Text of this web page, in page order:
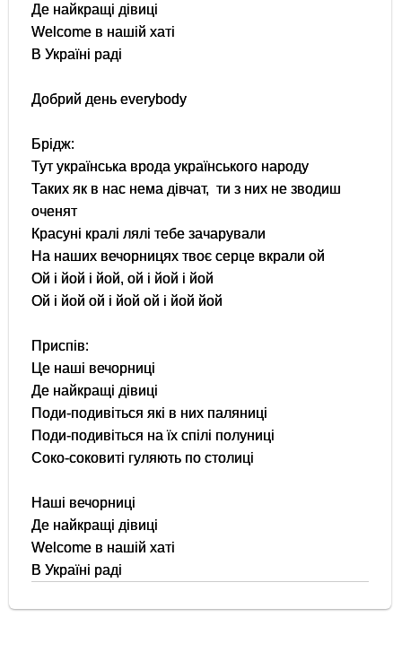
Де найкращі дівиці
Welcome в нашій хаті
В Україні раді
Добрий день everybody
Брідж:
Тут українська врода українського народу
Таких як в нас нема дівчат, ти з них не зводиш
оченят
Красуні кралі лялі тебе зачарували
На наших вечорницях твоє серце вкрали ой
Ой і йой і йой, ой і йой і йой
Ой і йой ой і йой ой і йой йой
Приспів:
Це наші вечорниці
Де найкращі дівиці
Поди-подивіться які в них паляниці
Поди-подивіться на їх спілі полуниці
Соко-соковиті гуляють по столиці
Наші вечорниці
Де найкращі дівиці
Welcome в нашій хаті
В Україні раді